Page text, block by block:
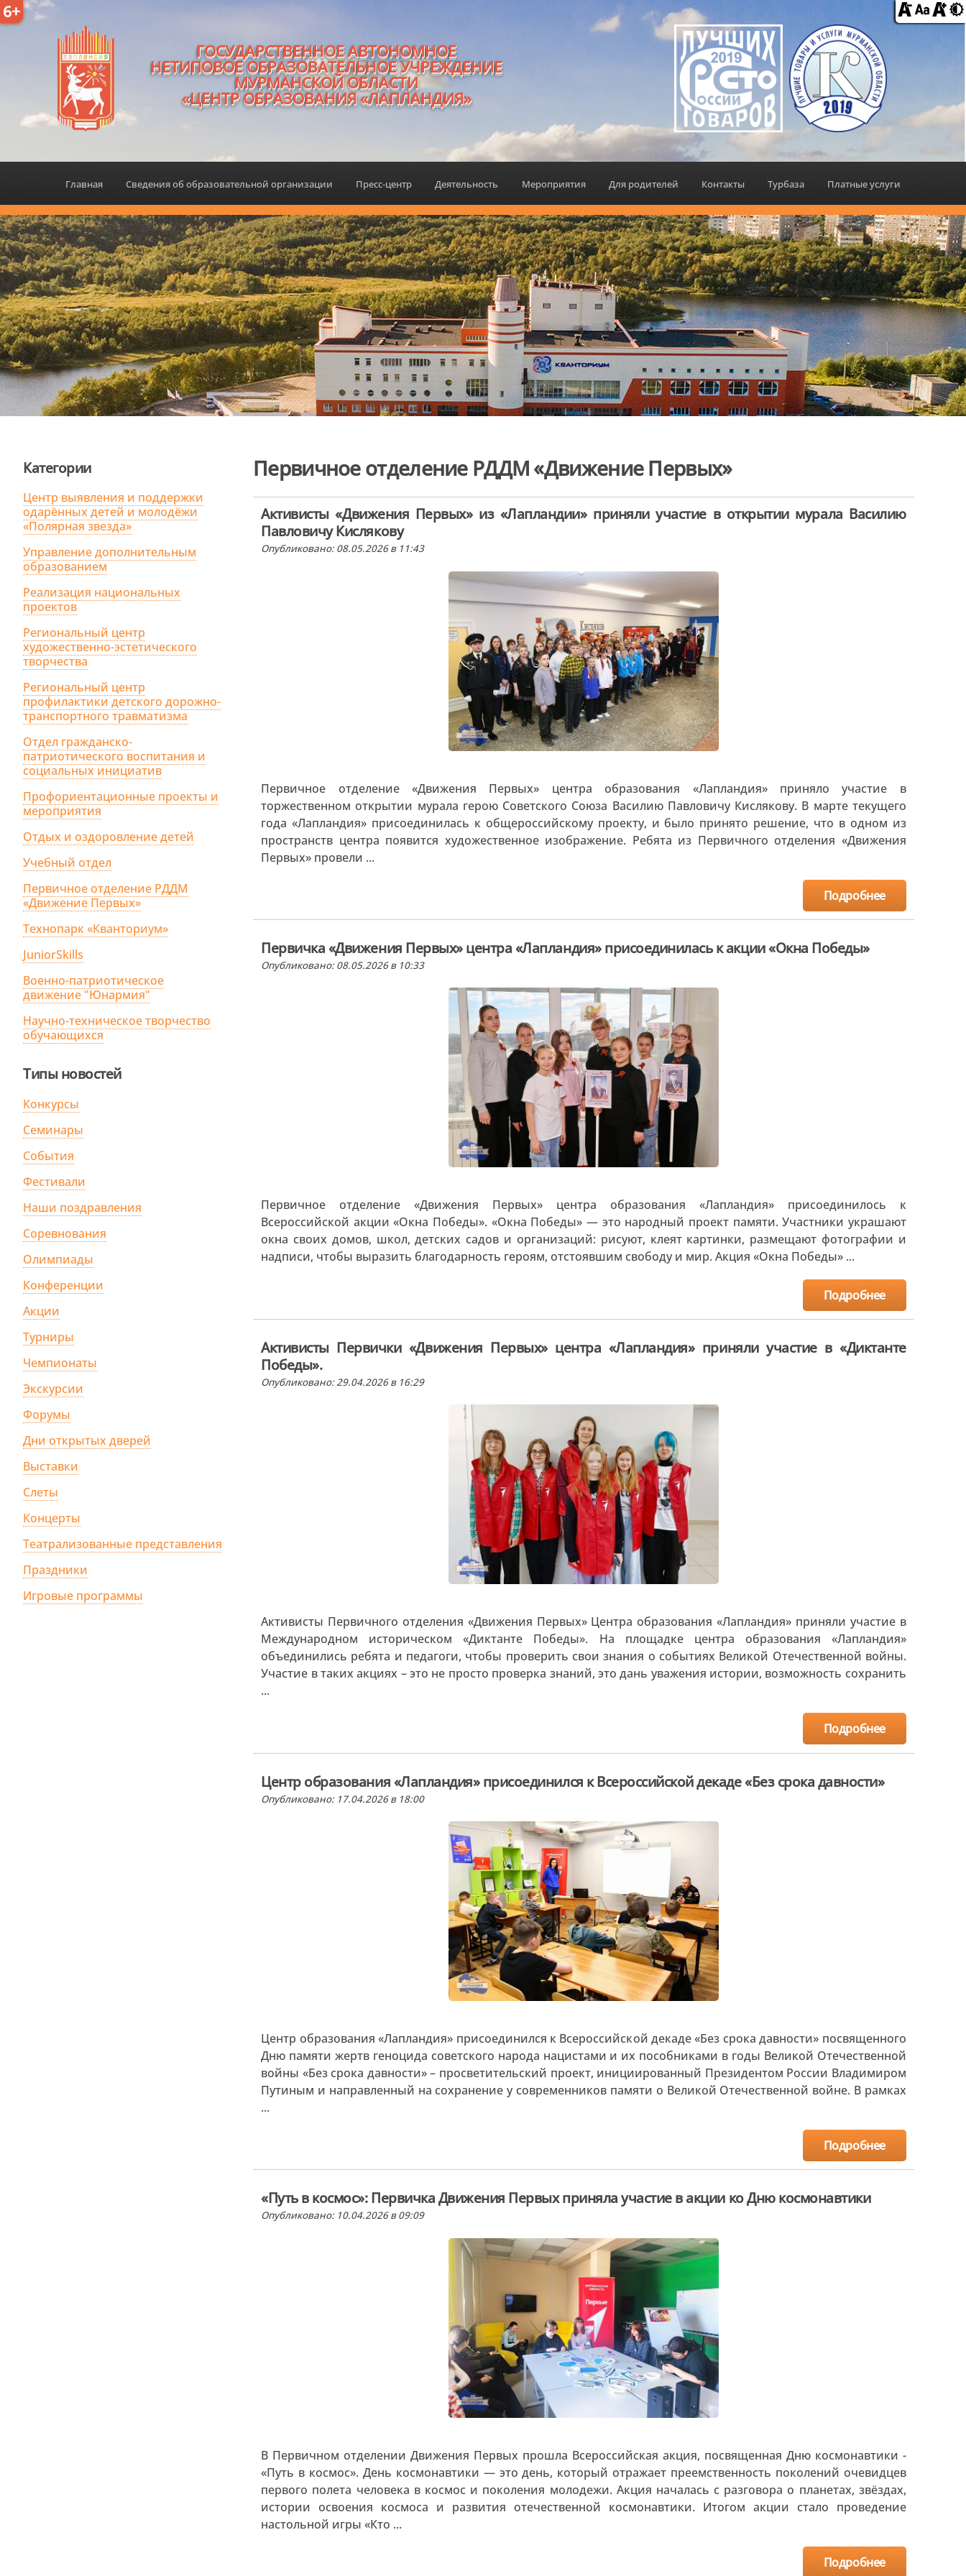
6+
ГОСУДАРСТВЕННОЕ АВТОНОМНОЕ
НЕТИПОВОЕ ОБРАЗОВАТЕЛЬНОЕ УЧРЕЖДЕНИЕ
МУРМАНСКОЙ ОБЛАСТИ
«ЦЕНТР ОБРАЗОВАНИЯ «ЛАПЛАНДИЯ»
Главная Сведения об образовательной организации Пресс-центр Деятельность Мероприятия Для родителей Контакты Турбаза Платные услуги
Категории
Центр выявления и поддержки
одарённых детей и молодёжи
«Полярная звезда»
Управление дополнительным
образованием
Реализация национальных
проектов
Региональный центр
художественно-эстетического
творчества
Региональный центр
профилактики детского дорожно-
транспортного травматизма
Отдел гражданско-
патриотического воспитания и
социальных инициатив
Профориентационные проекты и
мероприятия
Отдых и оздоровление детей
Учебный отдел
Первичное отделение РДДМ
«Движение Первых»
Технопарк «Кванториум»
JuniorSkills
Военно-патриотическое
движение "Юнармия"
Научно-техническое творчество
обучающихся
Типы новостей
Конкурсы
Семинары
События
Фестивали
Наши поздравления
Соревнования
Олимпиады
Конференции
Акции
Турниры
Чемпионаты
Экскурсии
Форумы
Дни открытых дверей
Выставки
Слеты
Концерты
Театрализованные представления
Праздники
Игровые программы
Первичное отделение РДДМ «Движение Первых»
Активисты «Движения Первых» из «Лапландии» приняли участие в открытии мурала Василию
Павловичу Кислякову
Опубликовано: 08.05.2026 в 11:43
Первичное отделение «Движения Первых» центра образования «Лапландия» приняло участие в
торжественном открытии мурала герою Советского Союза Василию Павловичу Кислякову. В марте текущего
года «Лапландия» присоединилась к общероссийскому проекту, и было принято решение, что в одном из
пространств центра появится художественное изображение. Ребята из Первичного отделения «Движения
Первых» провели ...
Подробнее
Первичка «Движения Первых» центра «Лапландия» присоединилась к акции «Окна Победы»
Опубликовано: 08.05.2026 в 10:33
Первичное отделение «Движения Первых» центра образования «Лапландия» присоединилось к
Всероссийской акции «Окна Победы». «Окна Победы» — это народный проект памяти. Участники украшают
окна своих домов, школ, детских садов и организаций: рисуют, клеят картинки, размещают фотографии и
надписи, чтобы выразить благодарность героям, отстоявшим свободу и мир. Акция «Окна Победы» ...
Подробнее
Активисты Первички «Движения Первых» центра «Лапландия» приняли участие в «Диктанте
Победы».
Опубликовано: 29.04.2026 в 16:29
Активисты Первичного отделения «Движения Первых» Центра образования «Лапландия» приняли участие в
Международном историческом «Диктанте Победы». На площадке центра образования «Лапландия»
объединились ребята и педагоги, чтобы проверить свои знания о событиях Великой Отечественной войны.
Участие в таких акциях – это не просто проверка знаний, это дань уважения истории, возможность сохранить
...
Подробнее
Центр образования «Лапландия» присоединился к Всероссийской декаде «Без срока давности»
Опубликовано: 17.04.2026 в 18:00
Центр образования «Лапландия» присоединился к Всероссийской декаде «Без срока давности» посвященного
Дню памяти жертв геноцида советского народа нацистами и их пособниками в годы Великой Отечественной
войны «Без срока давности» – просветительский проект, инициированный Президентом России Владимиром
Путиным и направленный на сохранение у современников памяти о Великой Отечественной войне. В рамках
...
Подробнее
«Путь в космос»: Первичка Движения Первых приняла участие в акции ко Дню космонавтики
Опубликовано: 10.04.2026 в 09:09
В Первичном отделении Движения Первых прошла Всероссийская акция, посвященная Дню космонавтики -
«Путь в космос». День космонавтики — это день, который отражает преемственность поколений очевидцев
первого полета человека в космос и поколения молодежи. Акция началась с разговора о планетах, звёздах,
истории освоения космоса и развития отечественной космонавтики. Итогом акции стало проведение
настольной игры «Кто ...
Подробнее